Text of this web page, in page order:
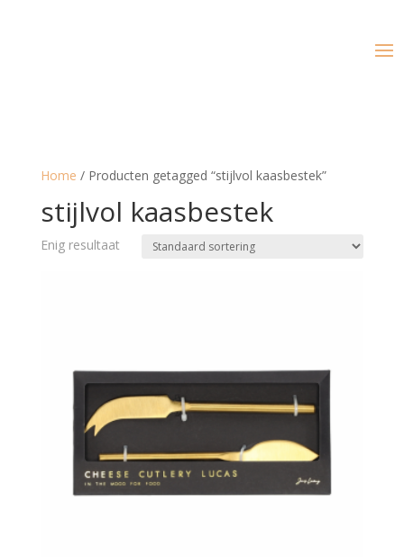
Home / Producten getagged “stijlvol kaasbestek”
stijlvol kaasbestek
Enig resultaat